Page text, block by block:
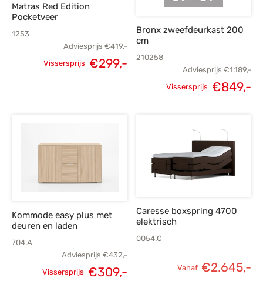
Matras Red Edition
Pocketveer
1253
Adviesprijs €419,-
Oorspronkelijke
Vissersprijs €299,-Huidige
prijs is:
Bronx zweefdeurkast 200
cm
210258
Adviesprijs €1.189,-
€1.189,-.
Vissersprijs €849,-
Kommode easy plus met
deuren en laden
704.A
Adviesprijs €432,-
Vissersprijs €309,-
Caresse boxspring 4700
elektrisch
0054.C
Vanaf €2.645,-